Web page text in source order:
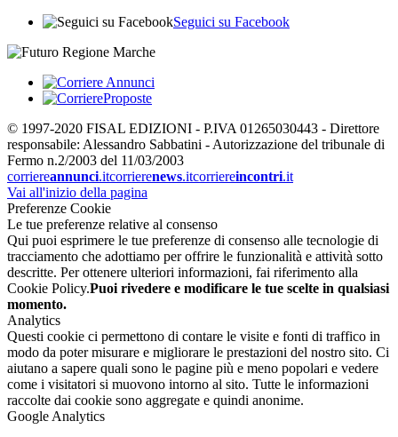
Seguici su Facebook
© 1997-2020 FISAL EDIZIONI - P.IVA 01265030443 - Direttore
responsabile: Alessandro Sabbatini - Autorizzazione del tribunale di
Fermo n.2/2003 del 11/03/2003
corriereannunci.itcorrierenews.itcorriereincontri.it
Vai all'inizio della pagina
Preferenze Cookie
Le tue preferenze relative al consenso
Qui puoi esprimere le tue preferenze di consenso alle tecnologie di
tracciamento che adottiamo per offrire le funzionalità e attività sotto
descritte. Per ottenere ulteriori informazioni, fai riferimento alla
Cookie Policy.Puoi rivedere e modificare le tue scelte in qualsiasi
momento.
Analytics
Questi cookie ci permettono di contare le visite e fonti di traffico in
modo da poter misurare e migliorare le prestazioni del nostro sito. Ci
aiutano a sapere quali sono le pagine più e meno popolari e vedere
come i visitatori si muovono intorno al sito. Tutte le informazioni
raccolte dai cookie sono aggregate e quindi anonime.
Google Analytics